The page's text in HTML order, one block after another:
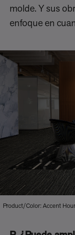
molde. Y sus
enfoque en
Product/Color: Accent